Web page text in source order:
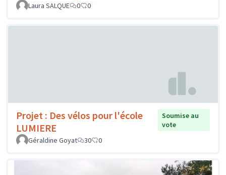
Laura SALQUE 0 0
Projet : Des vélos pour l'école
LUMIERE
Soumise au
vote
Géraldine Goyat
30 0